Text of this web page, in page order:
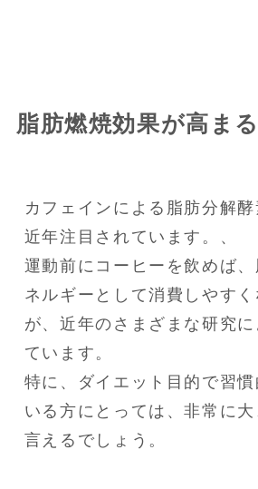
脂肪燃焼効果が高まる
カフェインによる脂肪分解酵
近年注目されています。、
運動前にコーヒーを飲めば
ネルギーとして消費しやす
が、近年のさまざまな研究
ています。
特に、ダイエット目的で習
いる方にとっては、非常に
言えるでしょう。